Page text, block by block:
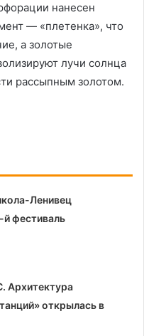
нанесен
— «плетенка», что
а золотые
лучи солнца
рассыпным золотом.
Ленивец
й фестиваль
Архитектура
открылась в